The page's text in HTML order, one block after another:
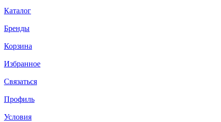
Каталог
Бренды
Корзина
Избранное
Связаться
Профиль
Условия